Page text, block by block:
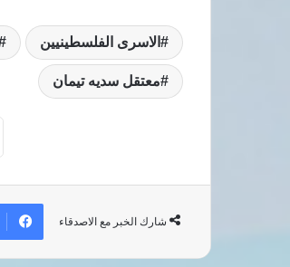
الاسرى الفلسطينيين
معتقل سديه تيمان
شارك الخبر مع الاصدقاء